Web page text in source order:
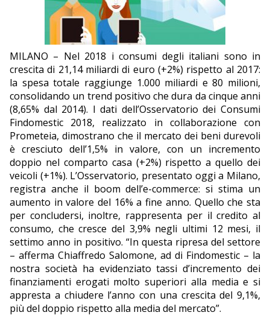
MILANO – Nel 2018 i consumi degli italiani sono in
crescita di 21,14 miliardi di euro (+2%) rispetto al 2017:
la spesa totale raggiunge 1.000 miliardi e 80 milioni,
consolidando un trend positivo che dura da cinque anni
(8,65% dal 2014). I dati dell’Osservatorio dei Consumi
Findomestic 2018, realizzato in collaborazione con
Prometeia, dimostrano che il mercato dei beni durevoli
è cresciuto dell’1,5% in valore, con un incremento
doppio nel comparto casa (+2%) rispetto a quello dei
veicoli (+1%). L’Osservatorio, presentato oggi a Milano,
registra anche il boom dell’e-commerce: si stima un
aumento in valore del 16% a fine anno. Quello che sta
per concludersi, inoltre, rappresenta per il credito al
consumo, che cresce del 3,9% negli ultimi 12 mesi, il
settimo anno in positivo. “In questa ripresa del settore
– afferma Chiaffredo Salomone, ad di Findomestic – la
nostra società ha evidenziato tassi d’incremento dei
finanziamenti erogati molto superiori alla media e si
appresta a chiudere l’anno con una crescita del 9,1%,
più del doppio rispetto alla media del mercato”.